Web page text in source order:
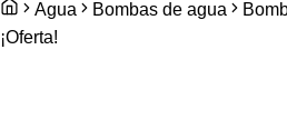
Agua
Bombas de agua
¡Oferta!